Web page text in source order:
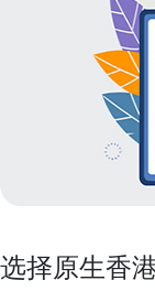
选择原生香